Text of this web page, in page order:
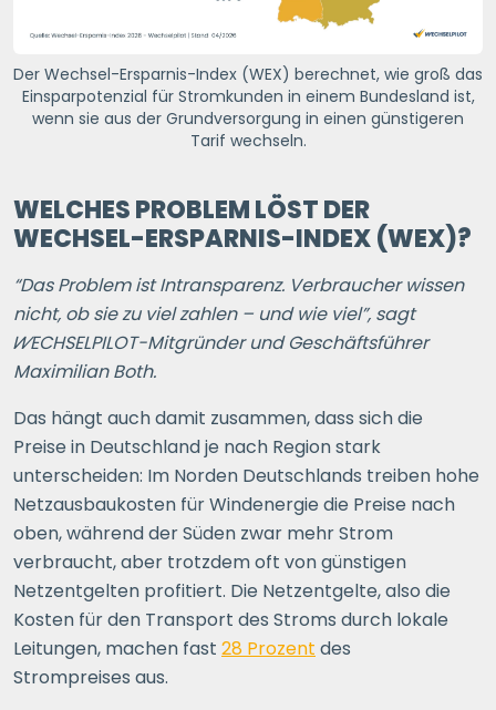
Der Wechsel-Ersparnis-Index (WEX) berechnet, wie groß das
Einsparpotenzial für Stromkunden in einem Bundesland ist,
wenn sie aus der Grundversorgung in einen günstigeren
Tarif wechseln.
WELCHES PROBLEM LÖST DER
WECHSEL-ERSPARNIS-INDEX (WEX)?
“Das Problem ist Intransparenz. Verbraucher wissen
nicht, ob sie zu viel zahlen – und wie viel”, sagt
WECHSELPILOT-Mitgründer und Geschäftsführer
Maximilian Both.
Das hängt auch damit zusammen, dass sich die
Preise in Deutschland je nach Region stark
unterscheiden: Im Norden Deutschlands treiben hohe
Netzausbaukosten für Windenergie die Preise nach
oben, während der Süden zwar mehr Strom
verbraucht, aber trotzdem oft von günstigen
Netzentgelten profitiert. Die Netzentgelte, also die
Kosten für den Transport des Stroms durch lokale
Leitungen, machen fast 28 Prozent des
Strompreises aus.